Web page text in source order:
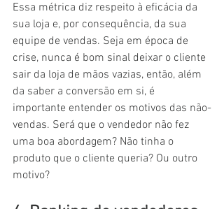
Essa métrica diz respeito à eficácia da
sua loja e, por consequência, da sua
equipe de vendas. Seja em época de
crise, nunca é bom sinal deixar o cliente
sair da loja de mãos vazias, então, além
da saber a conversão em si, é
importante entender os motivos das não-
vendas. Será que o vendedor não fez
uma boa abordagem? Não tinha o
produto que o cliente queria? Ou outro
motivo?